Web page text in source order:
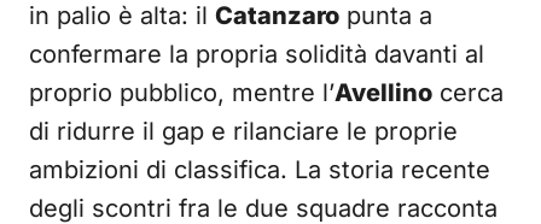
in palio è alta: il Catanzaro punta a
confermare la propria solidità davanti al
proprio pubblico, mentre l’Avellino cerca
di ridurre il gap e rilanciare le proprie
ambizioni di classifica. La storia recente
degli scontri fra le due squadre racconta